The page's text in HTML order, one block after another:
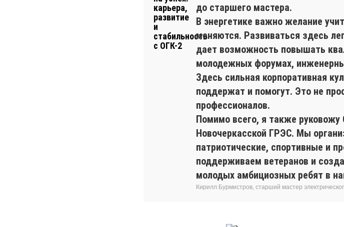
до старшего мастера.
В энергетике важно желание
меняются. Развиваться здесь
дает возможность повышать
молодежных форумах,
Здесь сильная корпоративная
поддержат и помогут. Это не
профессионалов.
Помимо всего, я также
Новочеркасской ГРЭС. Мы
патриотические, спортивные и
поддерживаем ветеранов и
молодых амбициозных ребят в
Кирилл Бурмистров, старший мастер